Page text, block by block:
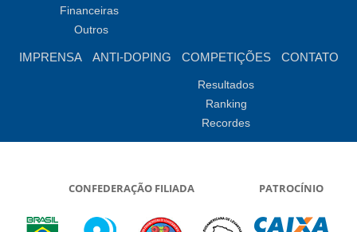
Financeiras
Outros
IMPRENSA ANTI-DOPING COMPETIÇÕES
Resultados
Ranking
Recordes
CONTATO
CONFEDERAÇÃO FILIADA PATROCÍNIO